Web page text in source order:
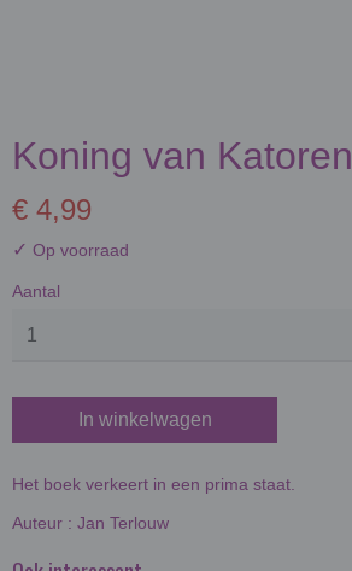
Koning van Katoren
€ 4,99
✓ Op voorraad
Aantal
In winkelwagen
Het boek verkeert in een prima staat.
Auteur : Jan Terlouw